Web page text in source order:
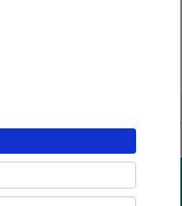
Politique Générale de Confidentialité